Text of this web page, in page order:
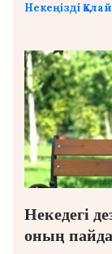
Некеңізді
Некедегі
оның